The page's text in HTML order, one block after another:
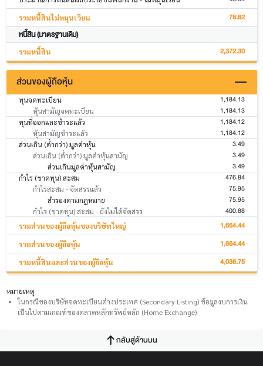
รวมหนี้สินไม่หมุนเวียน 78.82
หนี้สิน (มาตรฐานเดิม)
รวมหนี้สิน 2,372.30
ส่วนของผู้ถือหุ้น
ทุนจดทะเบียน 1,184.13
หุ้นสามัญจดทะเบียน 1,184.13
ทุนที่ออกและชำระแล้ว 1,184.12
หุ้นสามัญชำระแล้ว 1,184.12
ส่วนเกิน (ต่ำกว่า) มูลค่าหุ้น 3.49
ส่วนเกิน (ต่ำกว่า) มูลค่าหุ้นสามัญ 3.49
ส่วนเกินมูลค่าหุ้นสามัญ 3.49
กำไร (ขาดทุน) สะสม 476.84
กำไรสะสม - จัดสรรแล้ว 75.95
สำรองตามกฎหมาย 75.95
กำไร (ขาดทุน) สะสม - ยังไม่ได้จัดสรร 400.88
รวมส่วนของผู้ถือหุ้นของบริษัทใหญ่ 1,664.44
รวมส่วนของผู้ถือหุ้น 1,664.44
รวมหนี้สินและส่วนของผู้ถือหุ้น 4,036.75
หมายเหตุ
ในกรณีของบริษัทจดทะเบียนต่างประเทศ (Secondary Listing) ข้อมูลงบการเงิน
เป็นไปตามเกณฑ์ของตลาดหลักทรัพย์หลัก (Home Exchange)
กลับสู่ด้านบน